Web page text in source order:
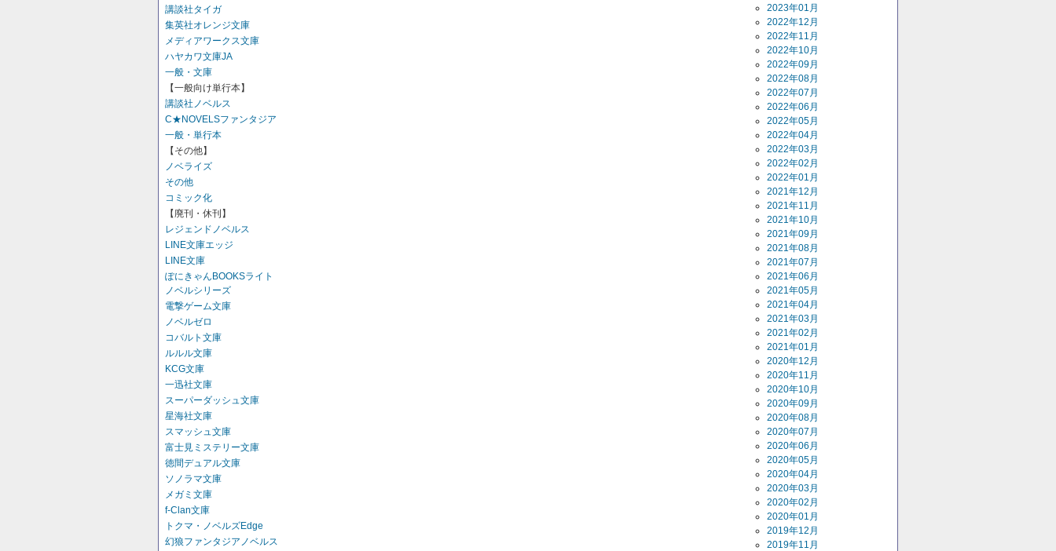
講談社タイガ
集英社オレンジ文庫
メディアワークス文庫
ハヤカワ文庫JA
一般・文庫
【一般向け単行本】
講談社ノベルス
C★NOVELSファンタジア
一般・単行本
【その他】
ノベライズ
その他
コミック化
【廃刊・休刊】
レジェンドノベルス
LINE文庫エッジ
LINE文庫
ぽにきゃんBOOKSライト
ノベルシリーズ
電撃ゲーム文庫
ノベルゼロ
コバルト文庫
ルルル文庫
KCG文庫
一迅社文庫
スーパーダッシュ文庫
星海社文庫
スマッシュ文庫
富士見ミステリー文庫
徳間デュアル文庫
ソノラマ文庫
メガミ文庫
f-Clan文庫
トクマ・ノベルズEdge
幻狼ファンタジアノベルス
2023年01月
2022年12月
2022年11月
2022年10月
2022年09月
2022年08月
2022年07月
2022年06月
2022年05月
2022年04月
2022年03月
2022年02月
2022年01月
2021年12月
2021年11月
2021年10月
2021年09月
2021年08月
2021年07月
2021年06月
2021年05月
2021年04月
2021年03月
2021年02月
2021年01月
2020年12月
2020年11月
2020年10月
2020年09月
2020年08月
2020年07月
2020年06月
2020年05月
2020年04月
2020年03月
2020年02月
2020年01月
2019年12月
2019年11月